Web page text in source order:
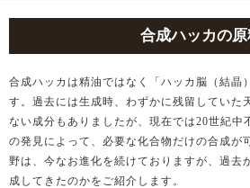
合成ハッカの
合成ハッカは精油ではなく「ハッカ脳（結晶
す。過去には生成時、わずかに残留していた
ない成分もありましたが、現在では20世紀中
の発見によって、必要な化合物だけの合成が
野は、今なお進化を続けておりますが、過去
成してきたのかをご紹介します。